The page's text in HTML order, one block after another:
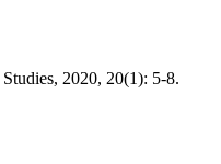
2020, 20(1): 5-8.